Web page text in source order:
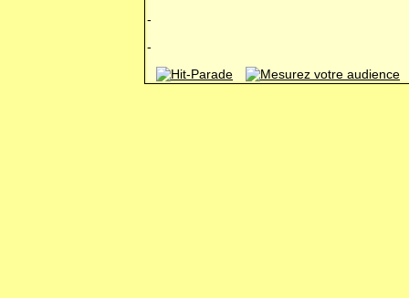
-
-